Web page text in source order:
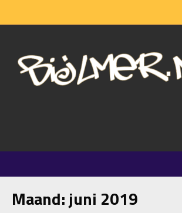
Maand:juni 2019